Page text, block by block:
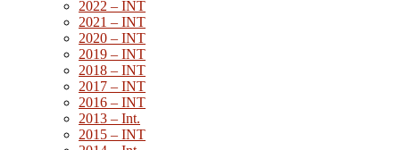
2022 – INT
2021 – INT
2020 – INT
2019 – INT
2018 – INT
2017 – INT
2016 – INT
2013 – Int.
2015 – INT